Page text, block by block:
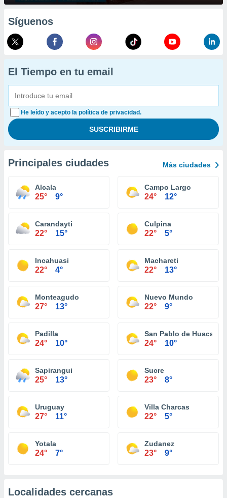
Síguenos
El Tiempo en tu email
He leído y acepto la política de privacidad.
Principales ciudades Más ciudades
Alcala
25° 9°
Campo Largo
24° 12°
Carandayti
22° 15°
Culpina
22° 5°
Incahuasi
22° 4°
Machareti
22° 13°
Monteagudo
27° 13°
Nuevo Mundo
22° 9°
Padilla
24° 10°
San Pablo de Huacareta
24° 10°
Sapirangui
25° 13°
Sucre
23° 8°
Uruguay
27° 11°
Villa Charcas
22° 5°
Yotala
24° 7°
Zudanez
23° 9°
Localidades cercanas